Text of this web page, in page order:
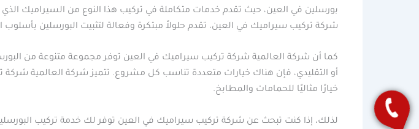
بورسلين في العين، حيث تقدم خدمات متكاملة في تركيب هذا النوع من السيراميك
شركة تركيب سيراميك في العين، تقدم حلولاً مبتكرة وفعالة لتثبيت البورسلين
كما أن شركة العالمية شركة تركيب سيراميك في العين توفر مجموعة متنوعة من
أو التقليدي، فإن هناك خيارات متعددة تناسب كل مشروع. تتميز شركة العالمية شركة
خيارًا مثاليًا للحمامات والمطابخ.
لذلك، إذا كنت تبحث عن شركة تركيب سيراميك في العين توفر لك خدمة تركيب